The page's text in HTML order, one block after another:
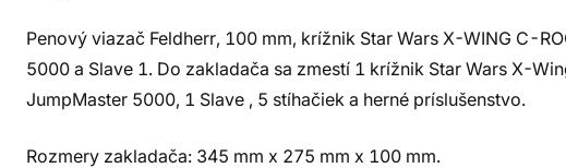
Penový viazač Feldherr, 100 mm, krížnik Star Wars X-WING C-
5000 a Slave 1. Do zakladača sa zmestí 1 krížnik Star Wars X-
JumpMaster 5000, 1 Slave , 5 stíhačiek a herné príslušenstvo.
Rozmery zakladača: 345 mm x 275 mm x 100 mm.